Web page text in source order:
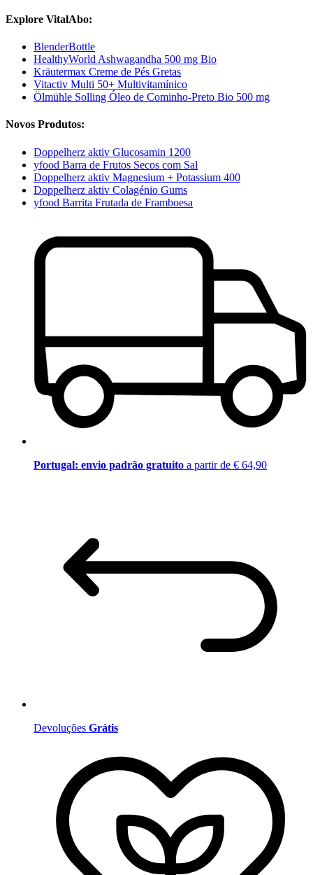
Explore VitalAbo:
BlenderBottle
HealthyWorld Ashwagandha 500 mg Bio
Kräutermax Creme de Pés Gretas
Vitactiv Multi 50+ Multivitamínico
Ölmühle Solling Óleo de Cominho-Preto Bio 500 mg
Novos Produtos:
Doppelherz aktiv Glucosamin 1200
yfood Barra de Frutos Secos com Sal
Doppelherz aktiv Magnesium + Potassium 400
Doppelherz aktiv Colagénio Gums
yfood Barrita Frutada de Framboesa
Portugal: envio padrão gratuito a partir de € 64,90
Devoluções Grátis